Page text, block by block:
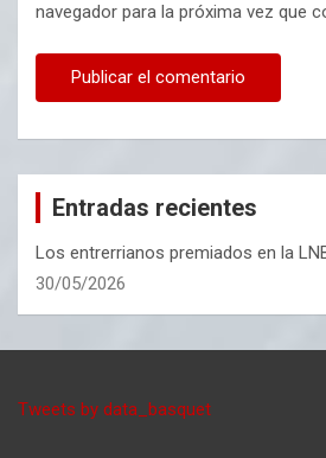
navegador para la próxima vez que
Entradas recientes
Los entrerrianos premiados en la
30/05/2026
Tweets by data_basquet